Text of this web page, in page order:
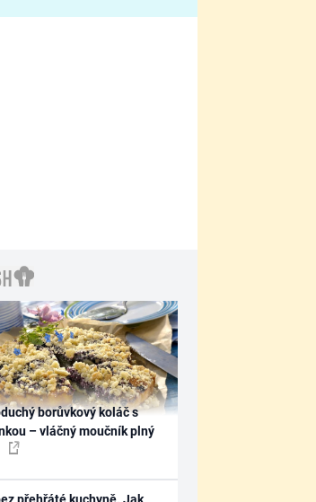
borůvkový koláč s
– vláčný moučník plný